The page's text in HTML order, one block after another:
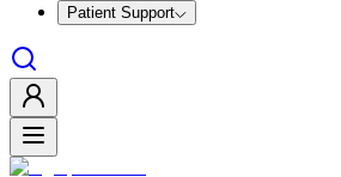
Patient Support